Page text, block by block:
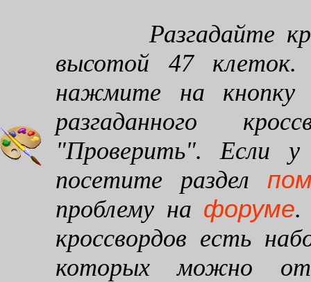
Разгадайте
высотой 47 клеток.
нажмите на кнопку
разгаданного
"Проверить". Если
посетите раздел
проблему на форуме.
кроссвордов есть
которых можно